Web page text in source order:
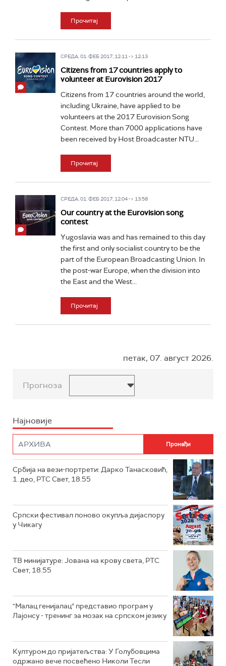
Прочитај
СРЕДА, 01. ФЕБ 2017, 12:11 -> 12:13
Citizens from 17 countries apply to
volunteer at Eurovision 2017
Citizens from 17 countries around the world,
including Ukraine, have applied to be
volunteers at the 2017 Eurovision Song
Contest. More than 7000 applications have
been received by Host Broadcaster NTU...
Прочитај
СРЕДА, 01. ФЕБ 2017, 12:04 -> 13:58
Our country at the Eurovision song
contest
Yugoslavia was and has remained to this day
the first and only socialist country to be the
part of the European Broadcasting Union. In
the post-war Europe, when the division into
the East and the West...
Прочитај
петак, 07. август 2026.
Прогноза
Најновије
Србија на вези-портрети: Дарко Танасковић,
1. део, РТС Свет, 18.55
Српски фестивал поново окупља дијаспору
у Чикагу
ТВ минијатуре: Јована на крову света, РТС
Свет, 18.55
"Малац генијалац“ представио програм у
Лајонсу - тренинг за мозак на српском језику
Културом до пријатељства: У Голубовцима
одржано вече посвећено Николи Тесли